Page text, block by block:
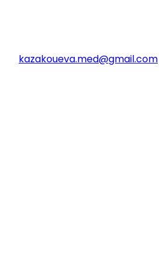
kazakoueva.med@gmail.com